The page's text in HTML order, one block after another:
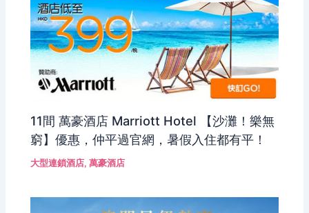
11間 萬豪酒店 Marriott Hotel 【沙灘！樂無
窮】優惠，仲平過官網，暑假入住都有平！
大型連鎖酒店,萬豪酒店